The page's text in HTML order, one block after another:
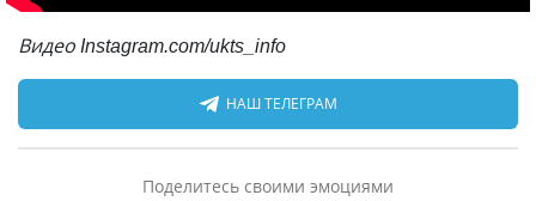
Видео Instagram.com/ukts_info
НАШ ТЕЛЕГРАМ
Поделитесь своими эмоциями